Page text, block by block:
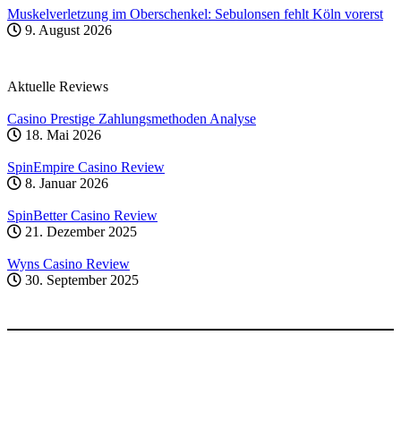
Muskelverletzung im Oberschenkel: Sebulonsen fehlt Köln vorerst
9. August 2026
Aktuelle Reviews
Casino Prestige Zahlungsmethoden Analyse
18. Mai 2026
SpinEmpire Casino Review
8. Januar 2026
SpinBetter Casino Review
21. Dezember 2025
Wyns Casino Review
30. September 2025